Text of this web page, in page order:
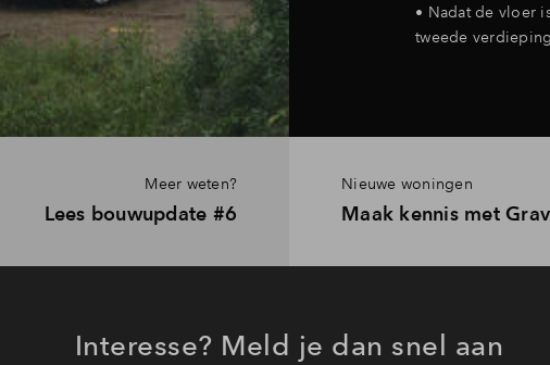
• Nadat de vloer
tweede
Meer weten?
Lees bouwupdate #6
Nieuwe woningen
Maak kennis met
Interesse? Meld je dan snel aan